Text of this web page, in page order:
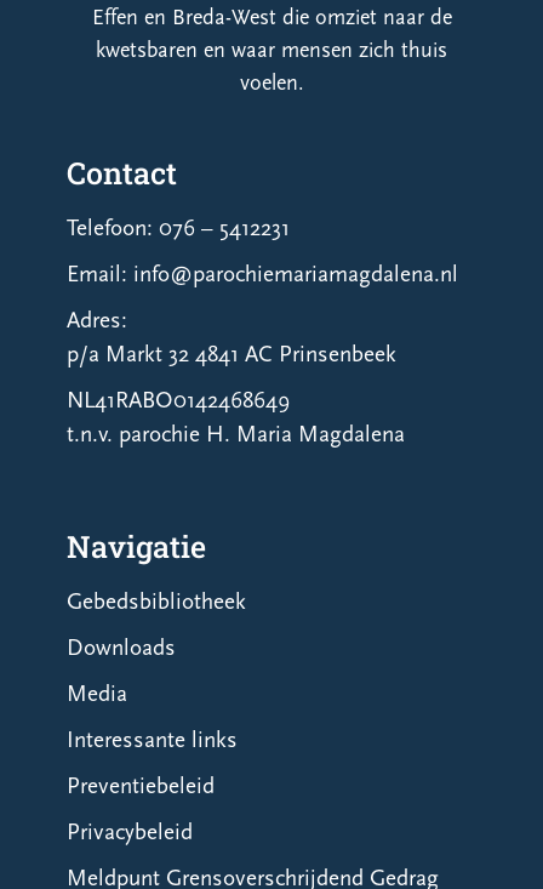
Effen en Breda-West die omziet naar de
kwetsbaren en waar mensen zich thuis
voelen.
Contact
Telefoon: 076 – 5412231
Email: info@parochiemariamagdalena.nl
Adres:
p/a Markt 32 4841 AC Prinsenbeek
NL41RABO0142468649
t.n.v. parochie H. Maria Magdalena
Navigatie
Gebedsbibliotheek
Downloads
Media
Interessante links
Preventiebeleid
Privacybeleid
Meldpunt Grensoverschrijdend Gedrag